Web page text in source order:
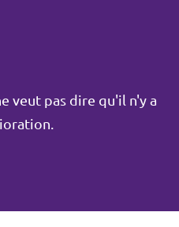
veut pas dire qu'il n'y a